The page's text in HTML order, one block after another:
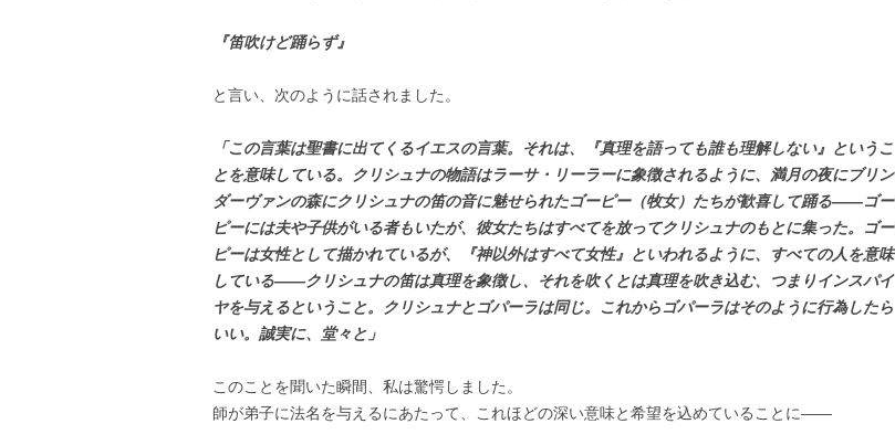
『笛吹けど踊らず』
と言い、次のように話されました。
「この言葉は聖書に出てくるイエスの言葉。それは、『真理を語っても誰も理解しない』というこ
とを意味している。クリシュナの物語はラーサ・リーラーに象徴されるように、満月の夜にブリン
ダーヴァンの森にクリシュナの笛の音に魅せられたゴーピー（牧女）たちが歓喜して踊る――ゴー
ピーには夫や子供がいる者もいたが、彼女たちはすべてを放ってクリシュナのもとに集った。ゴー
ピーは女性として描かれているが、『神以外はすべて女性』といわれるように、すべての人を意味
している――クリシュナの笛は真理を象徴し、それを吹くとは真理を吹き込む、つまりインスパイ
ヤを与えるということ。クリシュナとゴパーラは同じ。これからゴパーラはそのように行為したら
いい。誠実に、堂々と」
このことを聞いた瞬間、私は驚愕しました。
師が弟子に法名を与えるにあたって、これほどの深い意味と希望を込めていることに――